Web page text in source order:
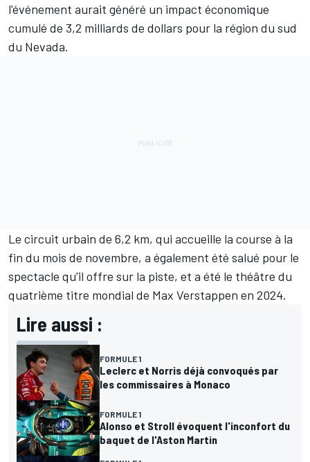
l'événement aurait généré un impact économique
cumulé de 3,2 milliards de dollars pour la région du sud
du Nevada.
Le circuit urbain de 6,2 km, qui accueille la course à la
fin du mois de novembre, a également été salué pour le
spectacle qu'il offre sur la piste, et a été le théâtre du
quatrième titre mondial de Max Verstappen en 2024.
Lire aussi :
FORMULE 1
Leclerc et Norris déjà convoqués par
les commissaires à Monaco
FORMULE 1
Alonso et Stroll évoquent l'inconfort du
baquet de l'Aston Martin